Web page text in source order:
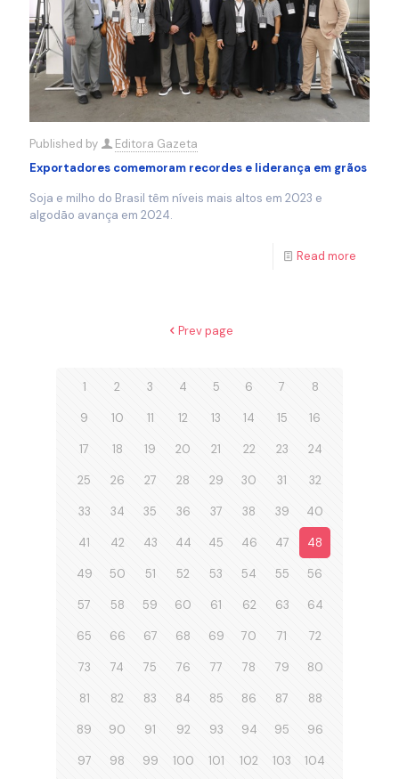
Published by
Editora Gazeta
Exportadores comemoram recordes e liderança em grãos
Soja e milho do Brasil têm níveis mais altos em 2023 e
algodão avança em 2024.
Read more
Prev page
1 2 3 4 5 6 7 8
9 10 11 12 13 14 15 16
17 18 19 20 21 22 23 24
25 26 27 28 29 30 31 32
33 34 35 36 37 38 39 40
41 42 43 44 45 46 47 48
49 50 51 52 53 54 55 56
57 58 59 60 61 62 63 64
65 66 67 68 69 70 71 72
73 74 75 76 77 78 79 80
81 82 83 84 85 86 87 88
89 90 91 92 93 94 95 96
97 98 99 100 101 102 103 104